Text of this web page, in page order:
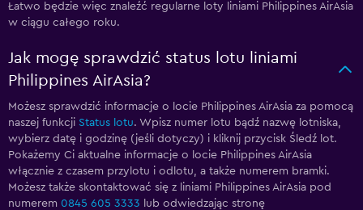
Łatwo będzie więc znaleźć regularne loty liniami Philippines AirAsia
w ciągu całego roku.
Jak mogę sprawdzić status lotu liniami
Philippines AirAsia?
Możesz sprawdzić informacje o locie Philippines AirAsia za pomocą
naszej funkcji Status lotu. Wpisz numer lotu bądź nazwę lotniska,
wybierz datę i godzinę (jeśli dotyczy) i kliknij przycisk Śledź lot.
Pokażemy Ci aktualne informacje o locie Philippines AirAsia
włącznie z czasem przylotu i odlotu, a także numerem bramki.
Możesz także skontaktować się z liniami Philippines AirAsia pod
numerem 0845 605 3333 lub odwiedzając stronę